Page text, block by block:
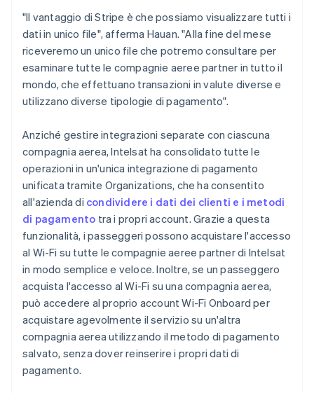
"Il vantaggio di Stripe è che possiamo visualizzare tutti i
dati in unico file", afferma Hauan. "Alla fine del mese
riceveremo un unico file che potremo consultare per
esaminare tutte le compagnie aeree partner in tutto il
mondo, che effettuano transazioni in valute diverse e
utilizzano diverse tipologie di pagamento".
Anziché gestire integrazioni separate con ciascuna
compagnia aerea, Intelsat ha consolidato tutte le
operazioni in un'unica integrazione di pagamento
unificata tramite Organizations, che ha consentito
all'azienda di condividere i dati dei clienti e i metodi
di pagamento tra i propri account. Grazie a questa
funzionalità, i passeggeri possono acquistare l'accesso
al Wi-Fi su tutte le compagnie aeree partner di Intelsat
in modo semplice e veloce. Inoltre, se un passeggero
acquista l'accesso al Wi-Fi su una compagnia aerea,
può accedere al proprio account Wi-Fi Onboard per
acquistare agevolmente il servizio su un'altra
compagnia aerea utilizzando il metodo di pagamento
salvato, senza dover reinserire i propri dati di
pagamento.